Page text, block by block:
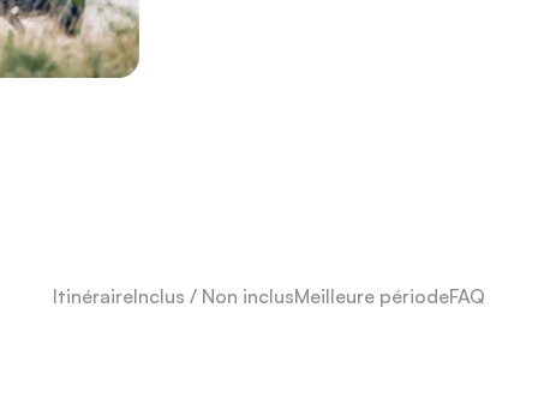
ItinéraireInclus / Non inclusMeilleure périodeFAQ